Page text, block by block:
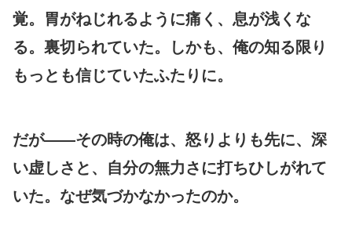
覚。胃がねじれるように痛く、息が浅くな
る。裏切られていた。しかも、俺の知る限り
もっとも信じていたふたりに。
だが――その時の俺は、怒りよりも先に、深
い虚しさと、自分の無力さに打ちひしがれて
いた。なぜ気づかなかったのか。